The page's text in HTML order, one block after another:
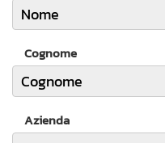
Cognome
Azienda